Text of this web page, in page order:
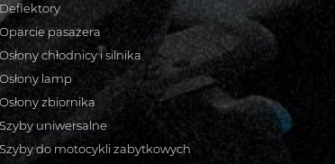
Deflektory
Oparcie pasażera
Osłony chłodnicy i silnika
Osłony lamp
Osłony zbiornika
Szyby uniwersalne
Szyby do motocykli zabytkowych